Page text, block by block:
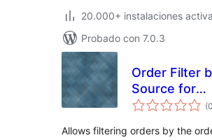
20.000+ instalaciones
Probado con 7.0.3
Order Filter
Source for
(0
Allows filtering orders by the